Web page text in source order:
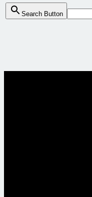
Search Button